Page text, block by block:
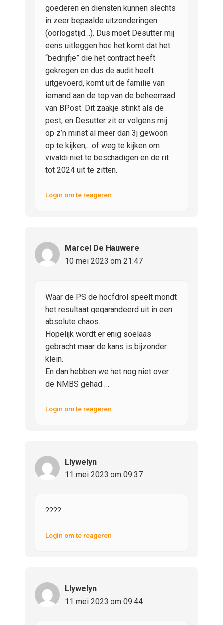
goederen en diensten kunnen slechts
in zeer bepaalde uitzonderingen
(oorlogstijd…). Dus moet Desutter mij
eens uitleggen hoe het komt dat het
“bedrijfje” die het contract heeft
gekregen en dus de audit heeft
uitgevoerd, komt uit de familie van
iemand aan de top van de beheerraad
van BPost. Dit zaakje stinkt als de
pest, en Desutter zit er volgens mij
op z’n minst al meer dan 3j gewoon
op te kijken,…of weg te kijken om
vivaldi niet te beschadigen en de rit
tot 2024 uit te zitten.
Login om te reageren
Marcel De Hauwere
10 mei 2023 om 21:47
Waar de PS de hoofdrol speelt mondt
het resultaat gegarandeerd uit in een
absolute chaos.
Hopelijk wordt er enig soelaas
gebracht maar de kans is bijzonder
klein.
En dan hebben we het nog niet over
de NMBS gehad …
Login om te reageren
Llywelyn
11 mei 2023 om 09:37
????
Login om te reageren
Llywelyn
11 mei 2023 om 09:44